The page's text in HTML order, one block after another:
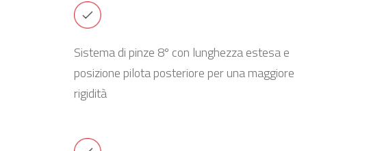
Sistema di pinze 8º con lunghezza estesa e
posizione pilota posteriore per una maggiore
rigidità